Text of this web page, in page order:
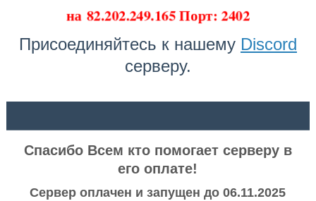
на 82.202.249.165 Порт: 2402
Присоединяйтесь к нашему Discord
серверу.
Спасибо Всем кто помогает серверу в
его оплате!
Сервер оплачен и запущен до 06.11.2025